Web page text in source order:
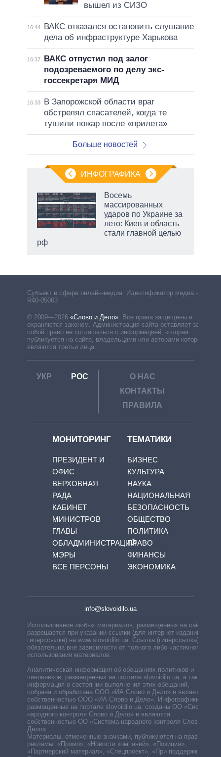
вышел из СИЗО
16:44
ВАКС отказался остановить слушание
дела об инфраструктуре Харькова
16:37
ВАКС отпустил под залог
подозреваемого по делу экс-
госсекретаря МИД
16:33
В Запорожской области враг
обстрелял спасателей, когда те
тушили пожар после «прилета»
Больше новостей
ИНФОГРАФИКА
Восемь
массированных
ударов по Украине за
лето: Киев и область
стали главной целью
рф
Субъект в сфере онлайн-медиа. Идентификатор медиа –
R40-05063
© 2009—2026 «Слово и Дело». Все права защищены и
охраняются законом. Администрация сайта оставляет за
собой право не соглашаться с информацией, которая
публикуется на сайте, владельцами или авторами которой
являются третьи лица.
УКР РОС
О НАС
КОНТАКТЫ
ПРАВИЛА
МОНИТОРИНГ
ПРЕЗИДЕНТ И
ОФИС
ВЕРХОВНАЯ
РАДА
КАБИНЕТ
МИНИСТРОВ
ГЛАВЫ
ОБЛАДМИНИСТРАЦИЙ
МЭРЫ
ВСЕ ПЕРСОНЫ
ТЕМАТИКИ
БИЗНЕС
КУЛЬТУРА
НАУКА
НАЦИОНАЛЬНАЯ
БЕЗОПАСНОСТЬ
ОБЩЕСТВО
ПОЛИТИКА
ПРАВО
ФИНАНСЫ
ЭКОНОМИКА
info@slovoidilo.ua
Использование любых материалов, размещённых на сайте,
разрешается при указании ссылки (для интернет-изданий —
гиперссылки) на www.slovoidilo.ua. Ссылка (гиперссылка)
обязательна вне зависимости от полного либо частичного
использования материалов.
Аналитическая информация об обещаниях политиков и
чиновников, размещенных на портале slovoidilo.ua, а также
информация о состоянии выполнения этих обещаний,
собрана и обработана ООО «ИА Слово и Дело» и является
собственностью ООО «ИА Слово и Дело». Инфографики,
размещенные на портале slovoidilo.ua, созданы ОО «Система
народного контроля Слово и Дело» и являются
собственностью ОО «Система народного контроля Слово и
Дело».
Материалы, отмеченные значками, публикуются на правах
рекламы: «Промо», «Новости компаний», «Позиция»,
«Партнерский материал», «Спецпроект», «При поддержке».